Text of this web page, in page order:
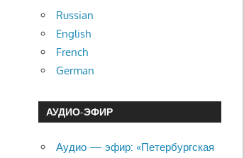
Russian
English
French
German
АУДИО-ЭФИР
Аудио — эфир: «Петербургская